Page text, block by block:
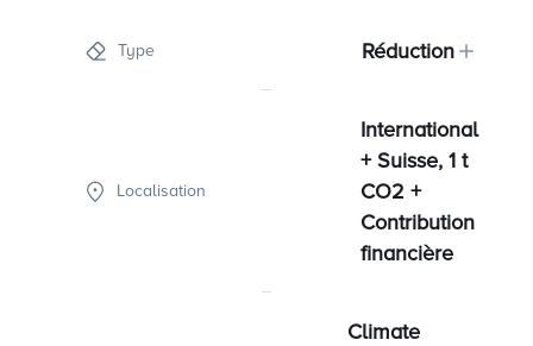
Type Réduction
Localisation
International
+ Suisse, 1 t
CO2 +
Contribution
financière
Climate